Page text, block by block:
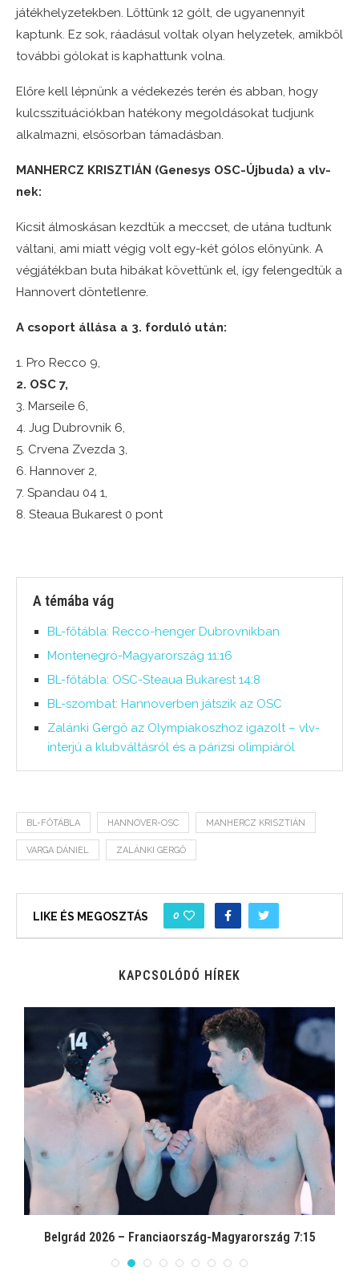
játékhelyzetekben. Lőttünk 12 gólt, de ugyanennyit
kaptunk. Ez sok, ráadásul voltak olyan helyzetek, amikből
további gólokat is kaphattunk volna.
Előre kell lépnünk a védekezés terén és abban, hogy
kulcsszituációkban hatékony megoldásokat tudjunk
alkalmazni, elsősorban támadásban.
MANHERCZ KRISZTIÁN (Genesys OSC-Újbuda) a vlv-
nek:
Kicsit álmoskásan kezdtük a meccset, de utána tudtunk
váltani, ami miatt végig volt egy-két gólos előnyünk. A
végjátékban buta hibákat követtünk el, így felengedtük a
Hannovert döntetlenre.
A csoport állása a 3. forduló után:
1. Pro Recco 9,
2. OSC 7,
3. Marseile 6,
4. Jug Dubrovnik 6,
5. Crvena Zvezda 3,
6. Hannover 2,
7. Spandau 04 1,
8. Steaua Bukarest 0 pont
A témába vág
BL-főtábla: Recco-henger Dubrovnikban
Montenegró-Magyarország 11:16
BL-főtábla: OSC-Steaua Bukarest 14:8
BL-szombat: Hannoverben játszik az OSC
Zalánki Gergő az Olympiakoszhoz igazolt – vlv-
interjú a klubváltásról és a párizsi olimpiáról
BL-FŐTÁBLA HANNOVER-OSC MANHERCZ KRISZTIÁN
VARGA DÁNIEL ZALÁNKI GERGŐ
LIKE ÉS MEGOSZTÁS 0
KAPCSOLÓDÓ HÍREK
Belgrád 2026 – Franciaország-Magyarország 7:15